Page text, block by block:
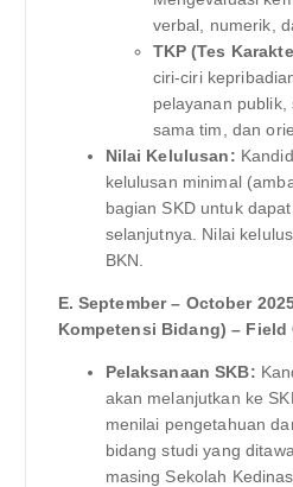
verbal, numerik,
TKP (Tes
ciri-ciri
pelayanan
sama tim, dan
Nilai Kelulusan:
kelulusan minimal
bagian SKD untuk
selanjutnya. Nilai
BKN.
E. September – October
Kompetensi Bidang) – Field
Pelaksanaan SKB:
akan melanjutkan ke
menilai pengetahuan
bidang studi yang
masing Sekolah